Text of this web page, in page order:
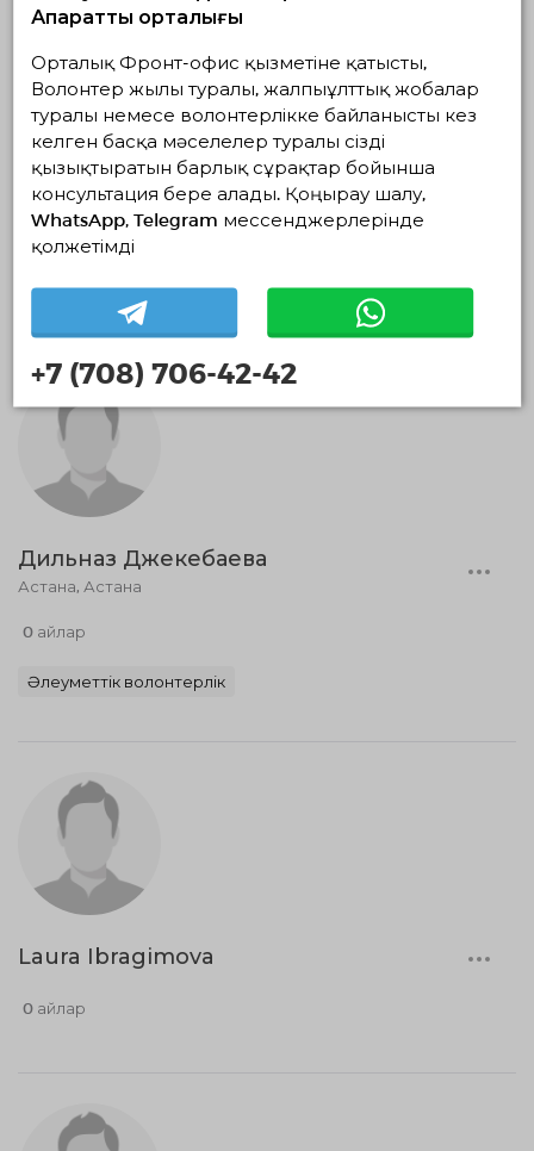
Танат Шахаров
Астана, Астана
Экологиялық волонтерлік
Дильназ Джекебаева
Астана, Астана
0 айлар
Әлеуметтік волонтерлік
Laura Ibragimova
0 айлар
Ақпараттық орталығы
Орталық Фронт-офис қызметіне қатысты,
Волонтер жылы туралы, жалпыұлттық жобалар
туралы немесе волонтерлікке байланысты кез
келген басқа мәселелер туралы сізді
қызықтыратын барлық сұрақтар бойынша
консультация бере алады. Қоңырау шалу,
WhatsApp, Telegram мессенджерлерінде
қолжетімді
+7 (708) 706-42-42